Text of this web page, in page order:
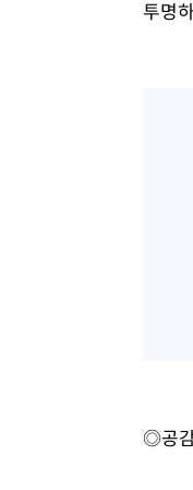
투명
◎공